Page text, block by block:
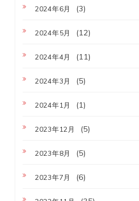
2024年6月 (3)
2024年5月 (12)
2024年4月 (11)
2024年3月 (5)
2024年1月 (1)
2023年12月 (5)
2023年8月 (5)
2023年7月 (6)